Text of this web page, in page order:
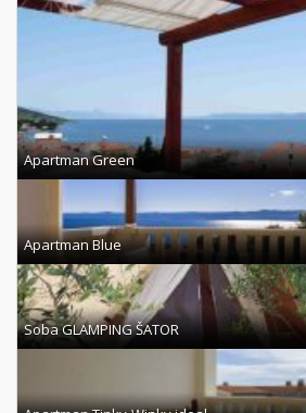
Apartman Green
Apartman Blue
Soba GLAMPING ŠATOR